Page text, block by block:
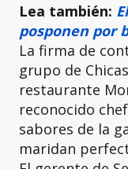
Lea también:
posponen por
La firma de
grupo de
restaurante
reconocido
sabores de la
maridan